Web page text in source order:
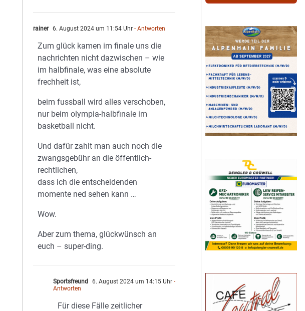
rainer 6. August 2024 um 11:54 Uhr - Antworten
Zum glück kamen im finale uns die
nachrichten nicht dazwischen – wie
im halbfinale, was eine absolute
frechheit ist,
beim fussball wird alles verschoben,
nur beim olympia-halbfinale im
basketball nicht.
Und dafür zahlt man auch noch die
zwangsgebühr an die öffentlich-
rechtlichen,
dass ich die entscheidenden
momente ned sehen kann …
Wow.
Aber zum thema, glückwünsch an
euch – super-ding.
Sportsfreund 6. August 2024 um 14:15 Uhr -
Antworten
Für diese Fälle zeitlicher